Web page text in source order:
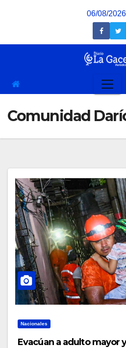
06/08/2026
Comunidad
Nacionales
Evacúan a adulto mayor